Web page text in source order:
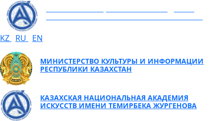
KZ RU EN
МИНИСТЕРСТВО КУЛЬТУРЫ И ИНФОРМАЦИИ
РЕСПУБЛИКИ КАЗАХСТАН
КАЗАХСКАЯ НАЦИОНАЛЬНАЯ АКАДЕМИЯ
ИСКУССТВ ИМЕНИ ТЕМИРБЕКА ЖУРГЕНОВА